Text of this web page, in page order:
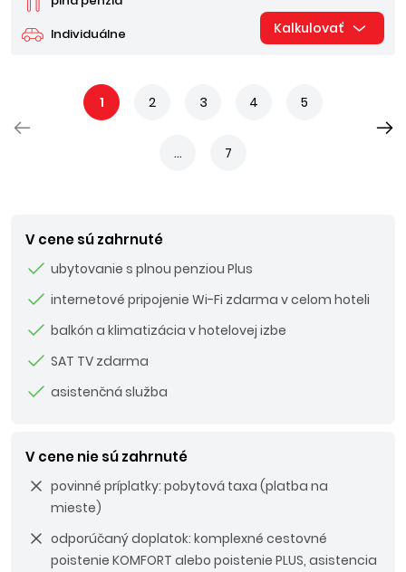
Individuálne Kalkulovať
1 2 3 4 5
... 7
V cene sú zahrnuté
ubytovanie s plnou penziou Plus
internetové pripojenie Wi-Fi zdarma v celom hoteli
balkón a klimatizácia v hotelovej izbe
SAT TV zdarma
asistenčná služba
V cene nie sú zahrnuté
povinné príplatky: pobytová taxa (platba na
mieste)
odporúčaný doplatok: komplexné cestovné
poistenie KOMFORT alebo poistenie PLUS, asistencia